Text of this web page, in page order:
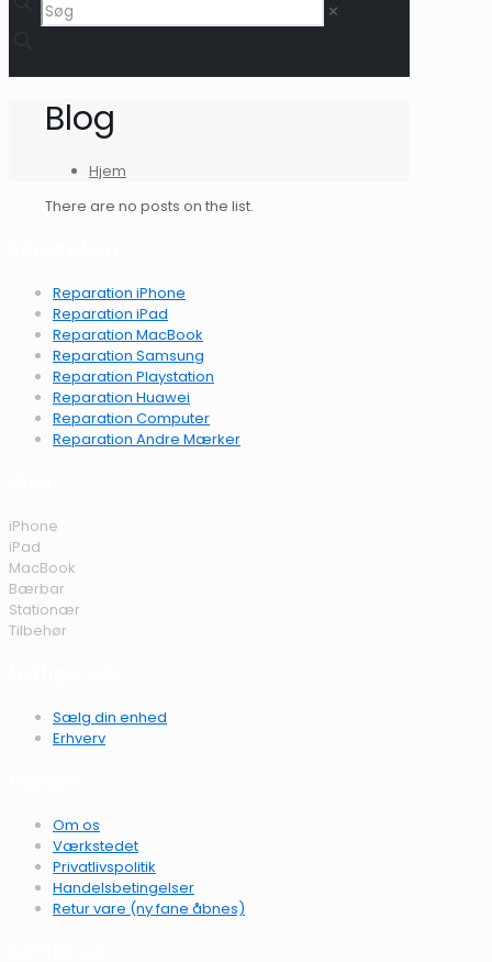
✕
Blog
Hjem
There are no posts on the list.
Reparation iPhone
Reparation iPad
Reparation MacBook
Reparation Samsung
Reparation Playstation
Reparation Huawei
Reparation Computer
Reparation Andre Mærker
iPhone
iPad
MacBook
Bærbar
Stationær
Tilbehør
Sælg din enhed
Erhverv
Om os
Værkstedet
Privatlivspolitik
Handelsbetingelser
Retur vare (ny fane åbnes)